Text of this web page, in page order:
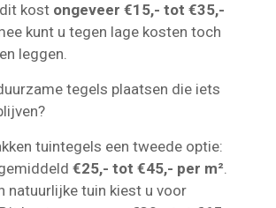
kost ongeveer €15,- tot €35,-
kunt u tegen lage kosten toch
leggen.
tegels plaatsen die iets
tuintegels een tweede optie:
€25,- tot €45,- per m².
natuurlijke tuin kiest u voor